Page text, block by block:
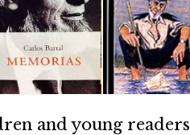
and young readers